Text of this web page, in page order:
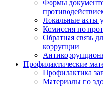
Формы
Локальные акты
Комиссия по
Обратная связь
коррупции
Профилактические
Профилактика
Материалы по